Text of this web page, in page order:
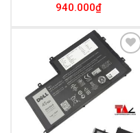
940.000₫
Add to
Wishlist